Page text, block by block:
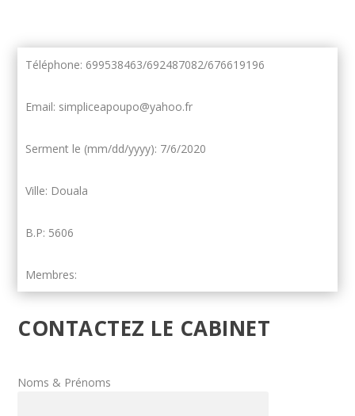
Téléphone: 699538463/692487082/676619196
Email: simpliceapoupo@yahoo.fr
Serment le (mm/dd/yyyy): 7/6/2020
Ville: Douala
B.P: 5606
Membres:
CONTACTEZ LE CABINET
Noms & Prénoms